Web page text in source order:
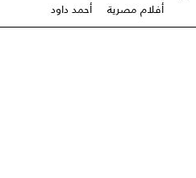
أفلام مصرية
أحمد داود